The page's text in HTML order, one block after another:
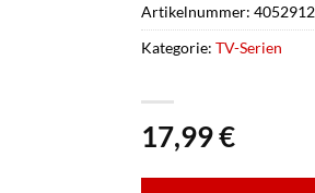
17,99€
Artikelnummer:
Kategorie: TV-Serien